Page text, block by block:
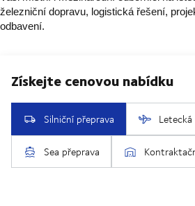
železniční dopravu, logistická řešení,
odbavení.